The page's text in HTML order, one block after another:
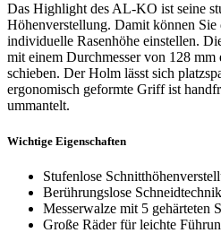
Das Highlight des AL-KO ist seine
Höhenverstellung. Damit können Sie
individuelle Rasenhöhe einstellen.
mit einem Durchmesser von 128 mm
schieben. Der Holm lässt sich
ergonomisch geformte Griff ist
ummantelt.
Wichtige Eigenschaften
Stufenlose
Berührungslose Schneidtechnik
Messerwalze mit 5 gehärteten
Große Räder für leichte